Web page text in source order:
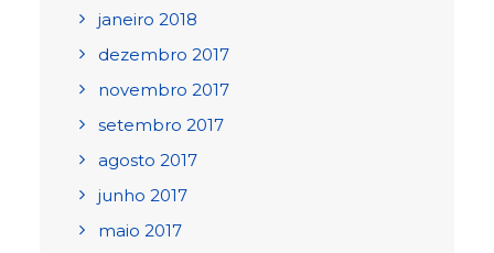
janeiro 2018
dezembro 2017
novembro 2017
setembro 2017
agosto 2017
junho 2017
maio 2017